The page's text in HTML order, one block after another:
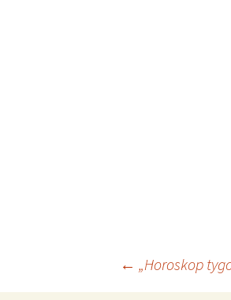
Nawigacja
← „Horoskop